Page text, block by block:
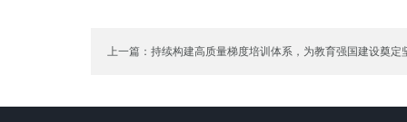
上一篇：持续构建高质量梯度培训体系，为教育强国建设奠定